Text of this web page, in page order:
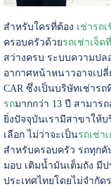
สำหรับใครที่ต้อง เช่ารถ
ครอบครัวด้วยรถเช่าเจ็ด
สว่างครบ ระบบความป
อากาศหน้าหนาวอาจเปลี่
CAR ซึ่งเป็นบริษัทเช่าร
รถมากกว่า 13 ปี สามาร
ยิ่งปัจจุบันเรามีสาขาให้
เลือก ไม่ว่าจะเป็นรถเช่าเ
สำหรับครอบครัว รถทุกคั
มอบ เติมน้ำมันเต็มถัง มี
ประเทศไทยโดยไม่จำกัด